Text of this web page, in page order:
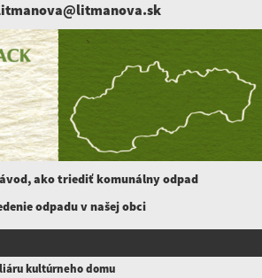
ako triediť komunálnyodpad
odpadu v našej obci
kultúrneho domu